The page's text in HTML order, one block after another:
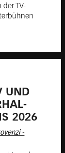
der TV-
UND
2026